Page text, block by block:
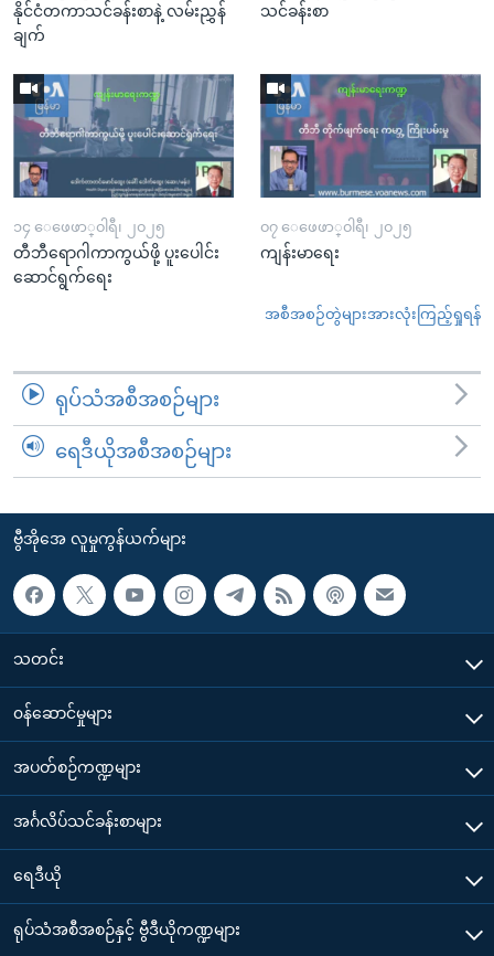
နိုင်ငံတကာသင်ခန်းစာနဲ့ လမ်းညွှန်
ချက်
သင်ခန်းစာ
၁၄ ေဖေဖာ္၀ါရီ၊ ၂၀၂၅
တီဘီရောဂါကာကွယ်ဖို့ ပူးပေါင်း
ဆောင်ရွက်ရေး
၀၇ ေဖေဖာ္၀ါရီ၊ ၂၀၂၅
ကျန်းမာရေး
အစီအစဉ်တွဲများအားလုံးကြည့်ရှုရန်
ရုပ်သံအစီအစဉ်များ
ရေဒီယိုအစီအစဉ်များ
ဗွီအိုအေ လူမှုကွန်ယက်များ
သတင်း
၀န်ဆောင်မှုများ
အပတ်စဉ်ကဏ္ဍများ
အင်္ဂလိပ်သင်ခန်းစာများ
ရေဒီယို
ရုပ်သံအစီအစဉ်နှင့် ဗွီဒီယိုကဏ္ဍများ